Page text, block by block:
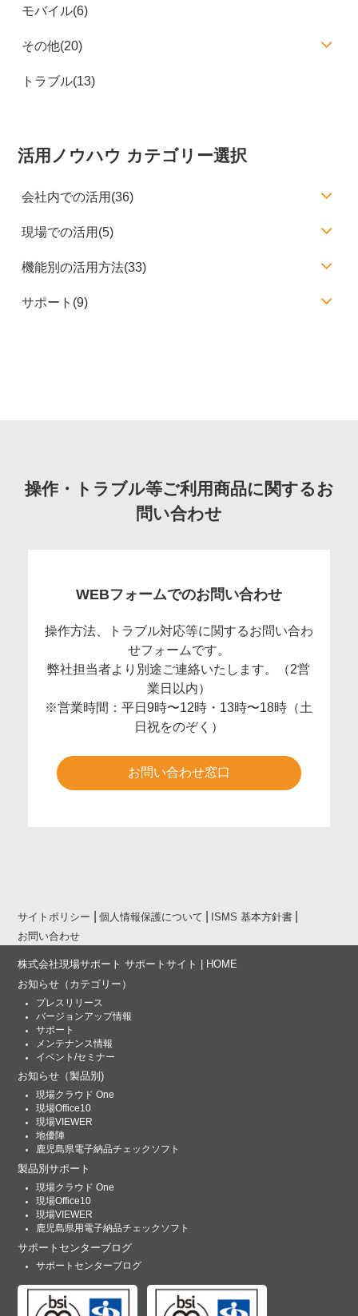
モバイル(6)
その他(20)
トラブル(13)
活用ノウハウ カテゴリー選択
会社内での活用(36)
現場での活用(5)
機能別の活用方法(33)
サポート(9)
操作・トラブル等ご利用商品に関するお
問い合わせ
WEBフォームでのお問い合わせ
操作方法、トラブル対応等に関するお問い合わ
せフォームです。
弊社担当者より別途ご連絡いたします。（2営
業日以内）
※営業時間：平日9時〜12時・13時〜18時（土
日祝をのぞく）
お問い合わせ窓口
サイトポリシー 個人情報保護について
ISMS 基本方針書
お問い合わせ
株式会社現場サポート サポートサイト | HOME
お知らせ （カテゴリー）
プレスリリース
バージョンアップ情報
サポート
メンテナンス情報
イベント/セミナー
お知らせ （製品別)
現場クラウド One
現場Office10
現場VIEWER
地優陣
鹿児島県電子納品チェックソフト
製品別サポート
現場クラウド One
現場Office10
現場VIEWER
鹿児島県用電子納品チェックソフト
サポートセンターブログ
サポートセンターブログ